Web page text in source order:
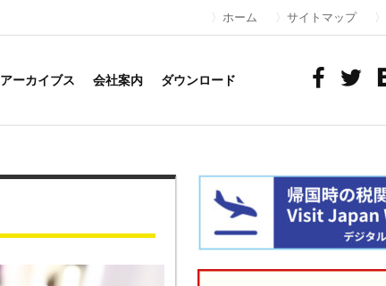
ホーム サイトマップ
アーカイブス 会社案内 ダウンロード